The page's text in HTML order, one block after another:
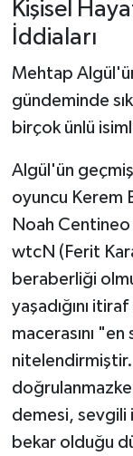
Kişisel
İddiaları
Mehtap
gündeminde
birçok ünlü
Algül'ün
oyuncu Kerem
Noah Centineo
wtcN (Ferit
beraberliği
yaşadığını
macerasını
nitelendirmiştir.
demesi, sevgili
bekar olduğu